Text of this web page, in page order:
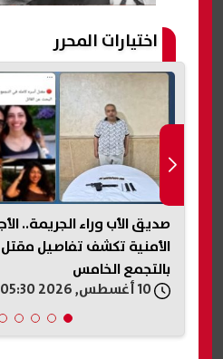
اختيارات المحرر
رابط الاستعلام وتفاصيل
الثانية